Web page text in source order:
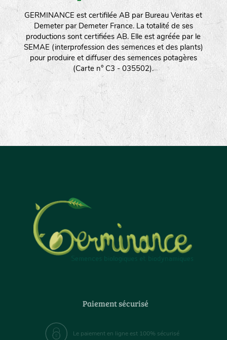
GERMINANCE est certifilée AB par Bureau Veritas et
Demeter par Demeter France. La totalité de ses
productions sont certifiées AB. Elle est agréée par le
SEMAE (interprofession des semences et des plants)
pour produire et diffuser des semences potagères
(Carte n° C3 - 035502).
Paiement sécurisé
Le paiement en ligne est 100% sécurisé